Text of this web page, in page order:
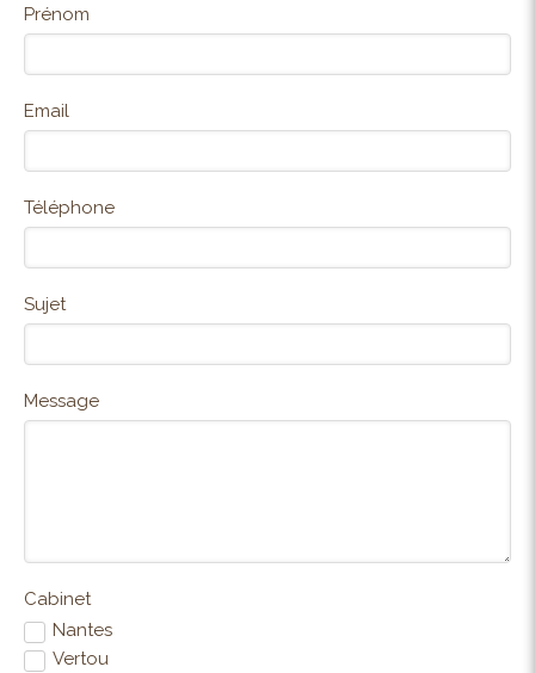
Prénom
Email
Téléphone
Sujet
Message
Cabinet
Nantes
Vertou